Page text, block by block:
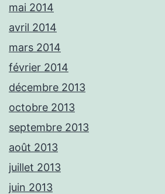
mai 2014
avril 2014
mars 2014
février 2014
décembre 2013
octobre 2013
septembre 2013
août 2013
juillet 2013
juin 2013